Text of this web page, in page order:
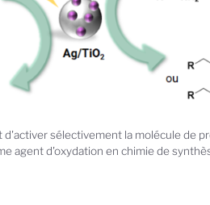
d'activer sélectivement la molécule de
agent d'oxydation en chimie de